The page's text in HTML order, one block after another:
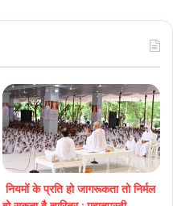
नियमों के प्रति हो जागरूकता तो निर्मल